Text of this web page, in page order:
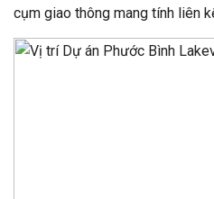
cụm giao thông mang tính liên